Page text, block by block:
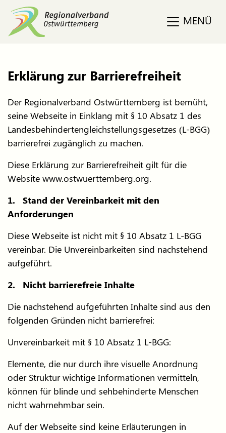
MENÜ
Erklärung zur Barrierefreiheit
Der Regionalverband Ostwürttemberg ist bemüht,
seine Webseite in Einklang mit § 10 Absatz 1 des
Landesbehindertengleichstellungsgesetzes (L-BGG)
barrierefrei zugänglich zu machen.
Diese Erklärung zur Barrierefreiheit gilt für die
Website www.ostwuerttemberg.org.
1. Stand der Vereinbarkeit mit den
Anforderungen
Diese Webseite ist nicht mit § 10 Absatz 1 L-BGG
vereinbar. Die Unvereinbarkeiten sind nachstehend
aufgeführt.
2. Nicht barrierefreie Inhalte
Die nachstehend aufgeführten Inhalte sind aus den
folgenden Gründen nicht barrierefrei:
Unvereinbarkeit mit § 10 Absatz 1 L-BGG:
Elemente, die nur durch ihre visuelle Anordnung
oder Struktur wichtige Informationen vermitteln,
können für blinde und sehbehinderte Menschen
nicht wahrnehmbar sein.
Auf der Webseite sind keine Erläuterungen in